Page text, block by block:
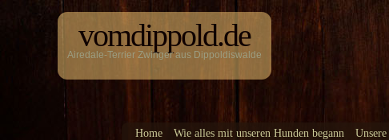
vomdippold.de
Airedale-Terrier Zwinger aus Dippoldiswalde
Home Wie alles mit unseren Hunden begann